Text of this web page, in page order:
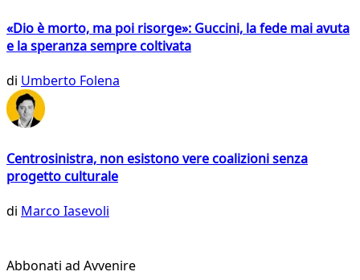
«Dio è morto, ma poi risorge»: Guccini, la fede mai avuta
e la speranza sempre coltivata
di Umberto Folena
Centrosinistra, non esistono vere coalizioni senza
progetto culturale
di Marco Iasevoli
Abbonati ad Avvenire